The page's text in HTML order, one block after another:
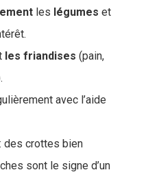
les légumes et
les friandises (pain,
avec l’aide
: des crottes bien
sont le signe d’un